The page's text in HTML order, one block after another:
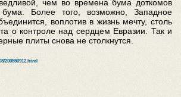
чем во времена бума доткомов
Более того, возможно, Западное
воплотив в жизнь мечту, столь
о контроле над сердцем Евразии. Так и
плиты снова не столкнутся.
200550912.html